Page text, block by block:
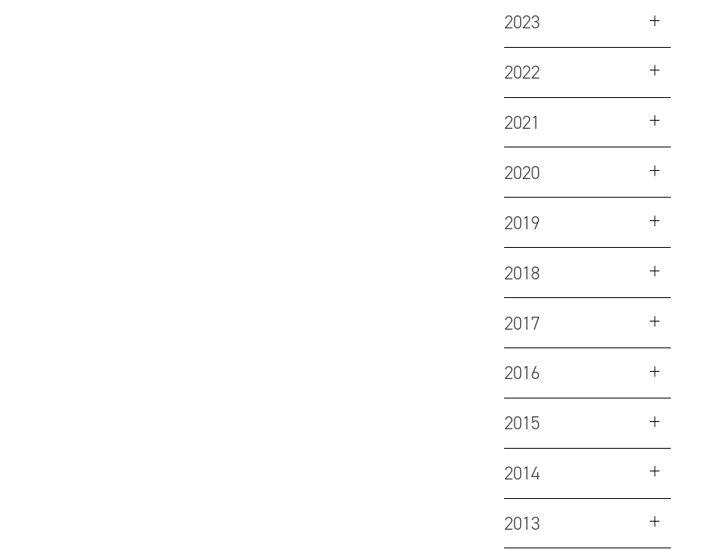
2023
2022
2021
2020
2019
2018
2017
2016
2015
2014
2013